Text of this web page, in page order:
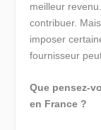
meilleur
contribuer.
imposer
fournisseur
Que pensez-
en France ?